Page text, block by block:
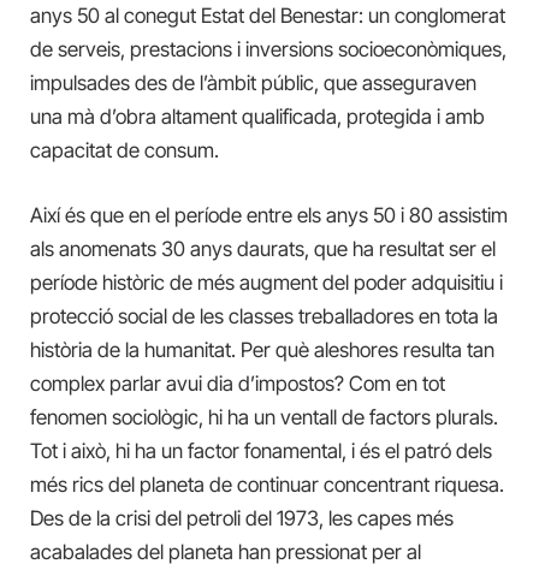
anys 50 al conegut Estat del Benestar: un conglomerat
de serveis, prestacions i inversions socioeconòmiques,
impulsades des de l’àmbit públic, que asseguraven
una mà d’obra altament qualificada, protegida i amb
capacitat de consum.
Així és que en el període entre els anys 50 i 80 assistim
als anomenats 30 anys daurats, que ha resultat ser el
període històric de més augment del poder adquisitiu i
protecció social de les classes treballadores en tota la
història de la humanitat. Per què aleshores resulta tan
complex parlar avui dia d’impostos? Com en tot
fenomen sociològic, hi ha un ventall de factors plurals.
Tot i això, hi ha un factor fonamental, i és el patró dels
més rics del planeta de continuar concentrant riquesa.
Des de la crisi del petroli del 1973, les capes més
acabalades del planeta han pressionat per al